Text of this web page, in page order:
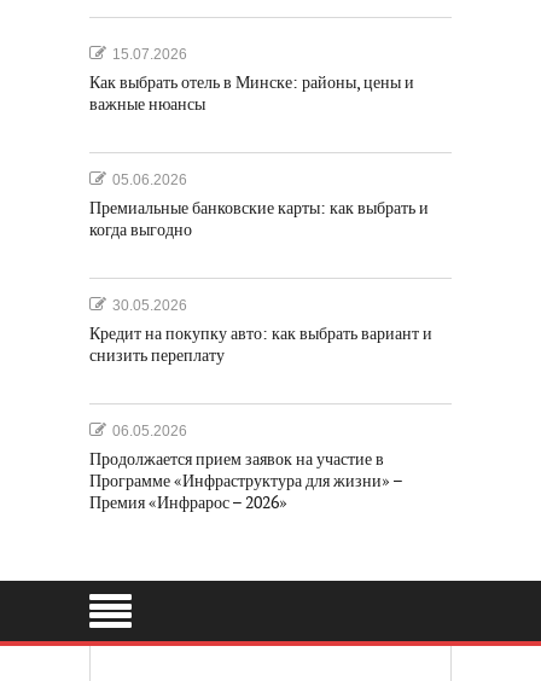
15.07.2026
Как выбрать отель в Минске: районы, цены и
важные нюансы
05.06.2026
Премиальные банковские карты: как выбрать и
когда выгодно
30.05.2026
Кредит на покупку авто: как выбрать вариант и
снизить переплату
06.05.2026
Продолжается прием заявок на участие в
Программе «Инфраструктура для жизни» –
Премия «Инфрарос – 2026»